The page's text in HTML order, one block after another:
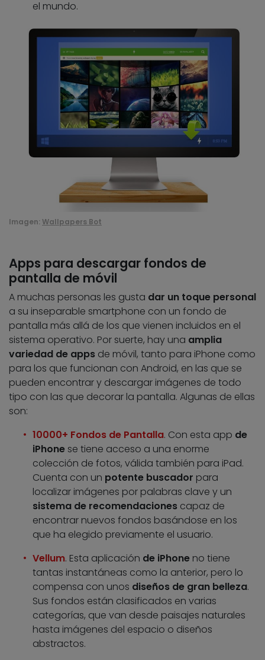
el mundo.
Imagen: Wallpapers Bot
Apps para descargar fondos de
pantalla de móvil
A muchas personas les gusta dar un toque personal
a su inseparable smartphone con un fondo de
pantalla más allá de los que vienen incluidos en el
sistema operativo. Por suerte, hay una amplia
variedad de apps de móvil, tanto para iPhone como
para los que funcionan con Android, en las que se
pueden encontrar y descargar imágenes de todo
tipo con las que decorar la pantalla. Algunas de ellas
son:
10000+ Fondos de Pantalla. Con esta app de
iPhone se tiene acceso a una enorme
colección de fotos, válida también para iPad.
Cuenta con un potente buscador para
localizar imágenes por palabras clave y un
sistema de recomendaciones capaz de
encontrar nuevos fondos basándose en los
que ha elegido previamente el usuario.
Vellum. Esta aplicación de iPhone no tiene
tantas instantáneas como la anterior, pero lo
compensa con unos diseños de gran belleza.
Sus fondos están clasificados en varias
categorías, que van desde paisajes naturales
hasta imágenes del espacio o diseños
abstractos.